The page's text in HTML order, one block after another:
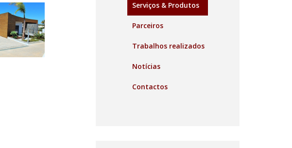
Serviços & Produtos
Parceiros
Trabalhos realizados
Notícias
Contactos